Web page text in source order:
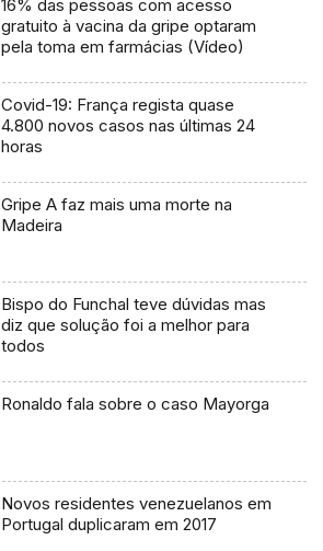
16% das pessoas com acesso
gratuito à vacina da gripe optaram
pela toma em farmácias (Vídeo)
Covid-19: França regista quase
4.800 novos casos nas últimas 24
horas
Gripe A faz mais uma morte na
Madeira
Bispo do Funchal teve dúvidas mas
diz que solução foi a melhor para
todos
Ronaldo fala sobre o caso Mayorga
Novos residentes venezuelanos em
Portugal duplicaram em 2017